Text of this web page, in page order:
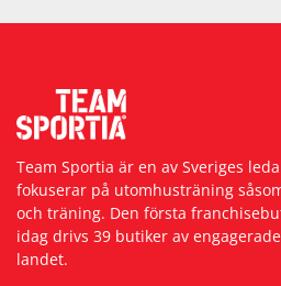
Team Sportia är en av Sveriges
fokuserar på utomhusträning
och träning. Den första
idag drivs 39 butiker av
landet.